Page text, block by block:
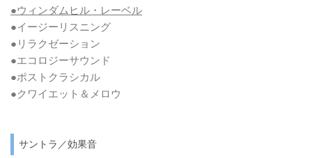
●ウィンダムヒル・レーベル
●イージーリスニング
●リラクゼーション
●エコロジーサウンド
●ポストクラシカル
●クワイエット＆メロウ
サントラ／効果音